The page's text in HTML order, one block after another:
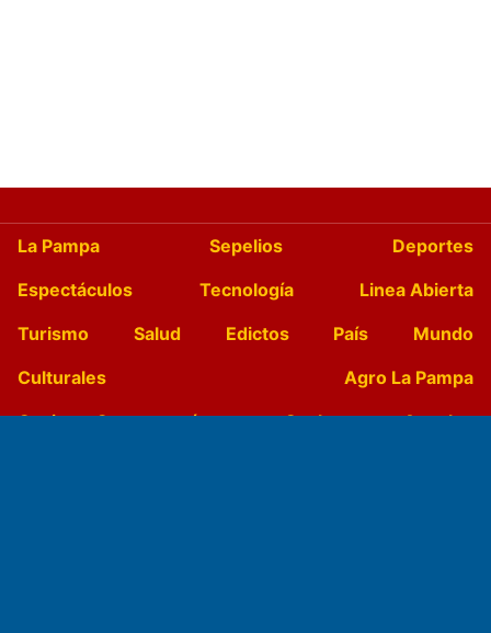
La Pampa Sepelios
Deportes
Espectáculos
Tecnología
Linea Abierta
Turismo
Salud Edictos País
Mundo
Culturales
Agro La Pampa
Cocina y Gastronomía
Suplementos Anuales